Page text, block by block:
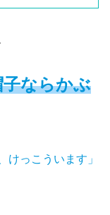
ならかぶ
けっこういます」